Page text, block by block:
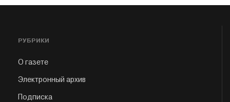
РУБРИКИ
О газете
Электронный архив
Подписка